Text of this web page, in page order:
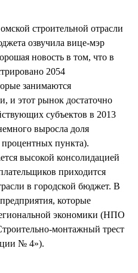
строительной отрасли
озвучила вице-мэр
новость в том, что в
2054
занимаются
и этот рынок достаточно
субъектов в 2013
выросла доля
пункта).
высокой консолидацией
приходится
в городской бюджет. В
которые
экономики (НПО
монтажный трест
№ 4»).